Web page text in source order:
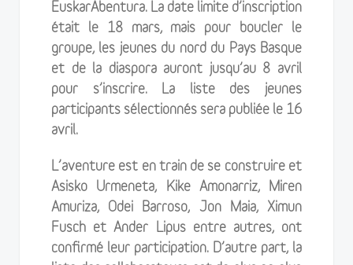
EuskarAbentura. La date limite d’inscription
était le 18 mars, mais pour boucler le
groupe, les jeunes du nord du Pays Basque
et de la diaspora auront jusqu’au 8 avril
pour s’inscrire. La liste des jeunes
participants sélectionnés sera publiée le 16
avril.
L’aventure est en train de se construire et
Asisko Urmeneta, Kike Amonarriz, Miren
Amuriza, Odei Barroso, Jon Maia, Ximun
Fusch et Ander Lipus entre autres, ont
confirmé leur participation. D’autre part, la